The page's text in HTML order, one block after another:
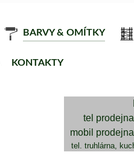
BARVY & OMÍTKY
KONTAKTY
tel
mobil
tel. truhlárna,